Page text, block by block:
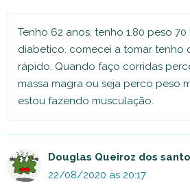
Tenho 62 anos, tenho 1.80 peso
diabetico. comecei a tomar tenho
rápido. Quando faço corridas
massa magra ou seja perco peso
estou fazendo musculação.
Douglas Queiroz dos
22/08/2020 às 20:17